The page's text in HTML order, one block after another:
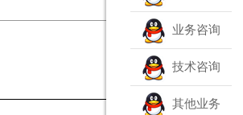
业务咨询
技术咨询
其他业务